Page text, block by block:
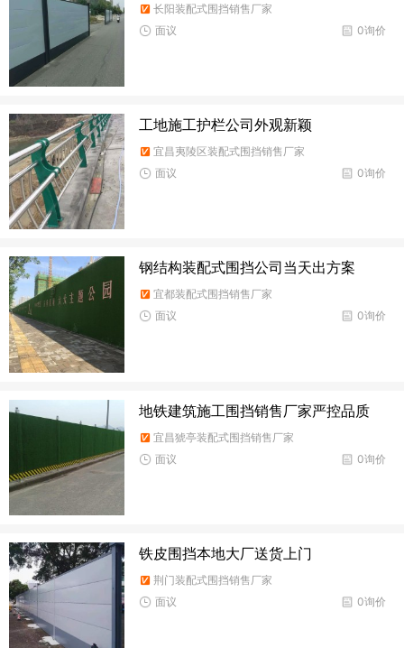
长阳装配式围挡销售厂家
0询价
面议
工地施工护栏公司外观新颖
宜昌夷陵区装配式围挡销售厂家
0询价
面议
钢结构装配式围挡公司当天出方案
宜都装配式围挡销售厂家
0询价
面议
地铁建筑施工围挡销售厂家严控品质
宜昌猇亭装配式围挡销售厂家
0询价
面议
铁皮围挡本地大厂送货上门
荆门装配式围挡销售厂家
0询价
面议